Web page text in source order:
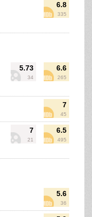
6.8
335
5.73
34
6.6
265
7
45
7
21
6.5
495
5.6
36